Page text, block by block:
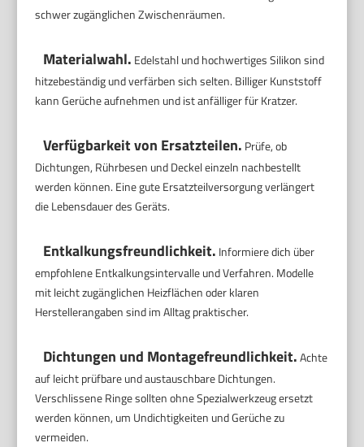
schwer zugänglichen Zwischenräumen.
Materialwahl. Edelstahl und hochwertiges Silikon sind
hitzebeständig und verfärben sich selten. Billiger Kunststoff
kann Gerüche aufnehmen und ist anfälliger für Kratzer.
Verfügbarkeit von Ersatzteilen. Prüfe, ob
Dichtungen, Rührbesen und Deckel einzeln nachbestellt
werden können. Eine gute Ersatzteilversorgung verlängert
die Lebensdauer des Geräts.
Entkalkungsfreundlichkeit. Informiere dich über
empfohlene Entkalkungsintervalle und Verfahren. Modelle
mit leicht zugänglichen Heizflächen oder klaren
Herstellerangaben sind im Alltag praktischer.
Dichtungen und Montagefreundlichkeit.Achte
auf leicht prüfbare und austauschbare Dichtungen.
Verschlissene Ringe sollten ohne Spezialwerkzeug ersetzt
werden können, um Undichtigkeiten und Gerüche zu
vermeiden.